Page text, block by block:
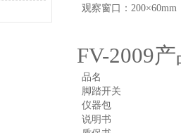
观察窗口：200×60mm
FV-2009
品名
脚踏开关
仪器包
说明书